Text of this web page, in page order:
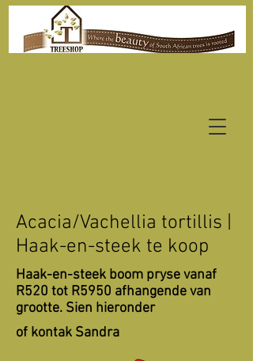
Acacia/Vachellia tortillis |
Haak-en-steek te koop
Haak-en-steek boom pryse vanaf
R520 tot R5950 afhangende van
grootte. Sien hieronder
of kontak Sandra